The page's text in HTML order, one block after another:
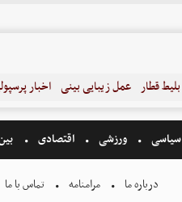
بلیط قطار عمل زیبایی بینی اخبار
سیاسی ورزشی اقتصادی
درباره ما مرامنامه تماس با ما